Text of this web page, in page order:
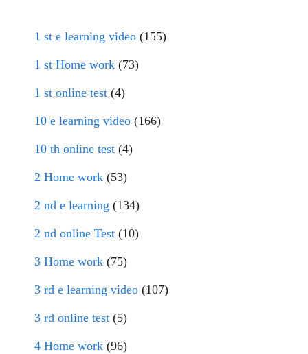
1 st e learning video (155)
1 st Home work (73)
1 st online test (4)
10 e learning video (166)
10 th online test (4)
2 Home work (53)
2 nd e learning (134)
2 nd online Test (10)
3 Home work (75)
3 rd e learning video (107)
3 rd online test (5)
4 Home work (96)